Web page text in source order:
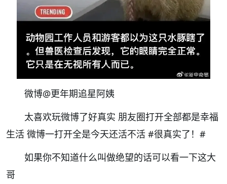
微博@更年期追星阿姨
太喜欢玩微博了好真实 朋友圈打开全部都是幸福
生活 微博一打开全是今天还活不活 #很真实了！#
如果你不知道什么叫做绝望的话可以看一下这大
哥